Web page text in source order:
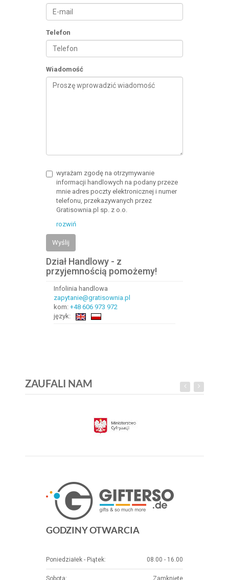
Telefon
Wiadomość
wyrażam zgodę na otrzymywanie
informacji handlowych na podany przeze
mnie adres poczty elektronicznej i numer
telefonu, przekazywanych przez
Gratisownia.pl sp. z o.o.
rozwiń
Wyślij
Dział Handlowy - z
przyjemnością pomożemy!
Infolinia handlowa
zapytanie@gratisownia.pl
kom: +48 606 973 972
język:
ZAUFALI NAM
GODZINY OTWARCIA
Poniedziałek - Piątek: 08.00 - 16.00
Sobota: Zamknięte